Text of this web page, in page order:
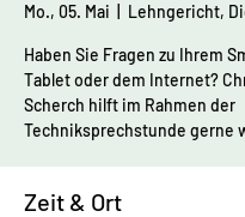
Mo., 05. Mai Lehngericht,
Haben Sie Fragen zu Ihrem
Tablet oder dem Internet?
Scherch hilft im Rahmen der
Techniksprechstunde gerne
Zeit & Ort